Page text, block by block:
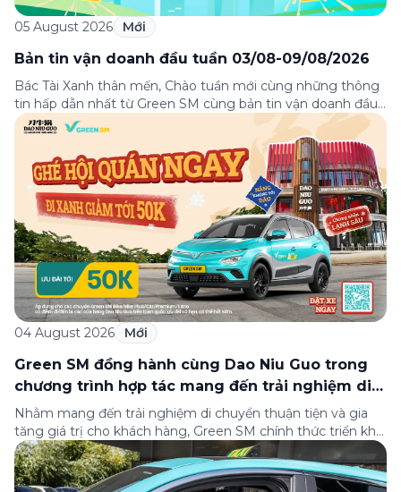
05 August 2026 Mới
Bản tin vận doanh đầu tuần 03/08-09/08/2026
Bác Tài Xanh thân mến, Chào tuần mới cùng những thông
tin hấp dẫn nhất từ Green SM cùng bản tin vận doanh đầu
tuần 03-09/08! Từ câu chuyện đầy cảm hứng “Hành trình
toàn cầu của Green SM”, hướng dẫn phân luồng di chuyển
tại sân bay Nội Bài tới những hướng dẫn chi […]
04 August 2026 Mới
Green SM đồng hành cùng Dao Niu Guo trong
chương trình hợp tác mang đến trải nghiệm di
chuyển thuận tiện cho khách hàng
Nhằm mang đến trải nghiệm di chuyển thuận tiện và gia
tăng giá trị cho khách hàng, Green SM chính thức triển khai
chương trình hợp tác cùng hệ thống nhà hàng Dao Niu
Guo – Lẩu bò tươi Triều Châu trên toàn quốc. Theo đó,
khách hàng sử dụng các dịch vụ của Green […]